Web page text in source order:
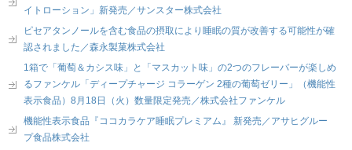
イトローション」新発売／サンスター株式会社
ピセアタンノールを含む食品の摂取により睡眠の質が改善する可能性が確
認されました／森永製菓株式会社
1箱で「葡萄＆カシス味」と「マスカット味」の2つのフレーバーが楽しめ
るファンケル「ディープチャージ コラーゲン 2種の葡萄ゼリー」（機能性
表示食品）8月18日（火）数量限定発売／株式会社ファンケル
機能性表示食品『ココカラケア睡眠プレミアム』 新発売／アサヒグルー
プ食品株式会社